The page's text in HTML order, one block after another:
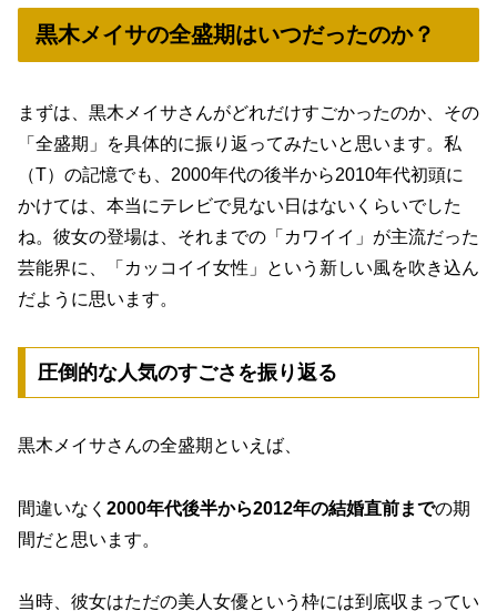
黒木メイサの全盛期はいつだったのか？
まずは、黒木メイサさんがどれだけすごかったのか、その
「全盛期」を具体的に振り返ってみたいと思います。私
（T）の記憶でも、2000年代の後半から2010年代初頭に
かけては、本当にテレビで見ない日はないくらいでした
ね。彼女の登場は、それまでの「カワイイ」が主流だった
芸能界に、「カッコイイ女性」という新しい風を吹き込ん
だように思います。
圧倒的な人気のすごさを振り返る
黒木メイサさんの全盛期といえば、
間違いなく 2000年代後半から2012年の結婚直前までの期
間だと思います。
当時、彼女はただの美人女優という枠には到底収まってい